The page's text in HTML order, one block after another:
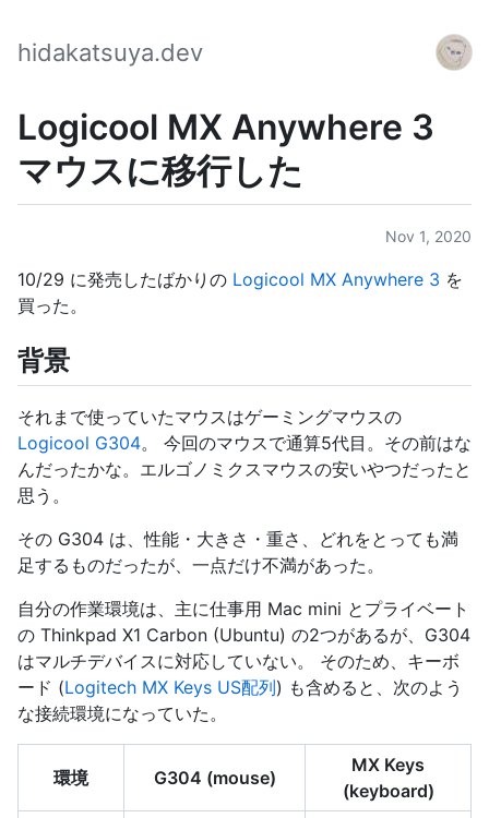
hidakatsuya.dev
Logicool MX Anywhere 3
マウスに移行した
Nov 1, 2020
10/29 に発売したばかりの Logicool MX Anywhere 3 を
買った。
背景
それまで使っていたマウスはゲーミングマウスの
Logicool G304。 今回のマウスで通算5代目。その前はな
んだったかな。エルゴノミクスマウスの安いやつだったと
思う。
その G304 は、性能・大きさ・重さ、どれをとっても満
足するものだったが、一点だけ不満があった。
自分の作業環境は、主に仕事用 Mac mini とプライベート
の Thinkpad X1 Carbon (Ubuntu) の2つがあるが、G304
はマルチデバイスに対応していない。 そのため、キーボ
ード (Logitech MX Keys US配列) も含めると、次のよう
な接続環境になっていた。
環境 G304 (mouse)
MX Keys
(keyboard)